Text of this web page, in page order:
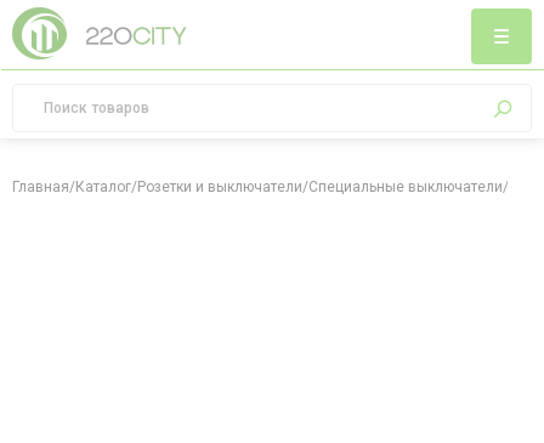
Главная/Каталог/Розетки и выключатели/Специальные выключатели/